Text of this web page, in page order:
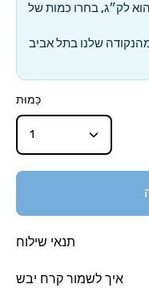
לק״ג, בחרו כמות של
שלנו בתל אביב
כַּמוּת
1
תנאי שילוח
איך לשמור קרח יבש